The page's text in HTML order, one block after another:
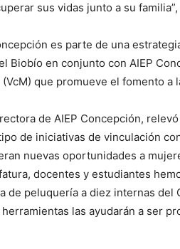
sus vidas junto a su familia”,
es parte de una
Biobío en conjunto con AIEP
que promueve el fomento a
de AIEP Concepción,
de iniciativas de vinculación
nuevas oportunidades a
docentes y estudiantes
de peluquería a diez internas del
las ayudarán a ser